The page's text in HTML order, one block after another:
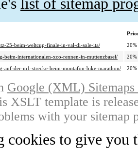
list of sitemap
25-beim-weltcup-finale-in-val-di-sole-ita/
20%
beim-internationalen-xco-rennen-in-muttenzbasel/
20%
auf-der-m1-strecke-beim-montafon-bike-marathon/
20%
Google (XML)
XSLT template is
with your sitemap
cookies to give you